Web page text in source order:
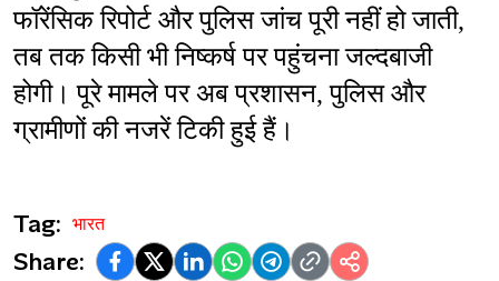
फॉरेंसिक रिपोर्ट और पुलिस जांच पूरी नहीं हो जाती,
तब तक किसी भी निष्कर्ष पर पहुंचना जल्दबाजी
होगी। पूरे मामले पर अब प्रशासन, पुलिस और
ग्रामीणों की नजरें टिकी हुई हैं।
Tag: भारत
Share: